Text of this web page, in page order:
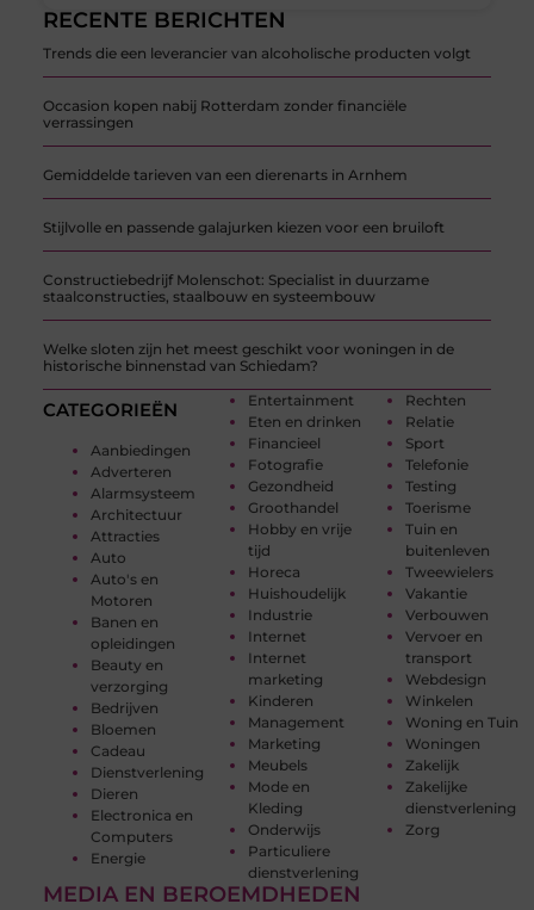
RECENTE BERICHTEN
Trends die een leverancier van alcoholische producten volgt
Occasion kopen nabij Rotterdam zonder financiële
verrassingen
Gemiddelde tarieven van een dierenarts in Arnhem
Stijlvolle en passende galajurken kiezen voor een bruiloft
Constructiebedrijf Molenschot: Specialist in duurzame
staalconstructies, staalbouw en systeembouw
Welke sloten zijn het meest geschikt voor woningen in de
historische binnenstad van Schiedam?
CATEGORIEËN
Aanbiedingen
Adverteren
Alarmsysteem
Architectuur
Attracties
Auto
Auto's en
Motoren
Banen en
opleidingen
Beauty en
verzorging
Bedrijven
Bloemen
Cadeau
Dienstverlening
Dieren
Electronica en
Computers
Energie
Entertainment
Eten en drinken
Financieel
Fotografie
Gezondheid
Groothandel
Hobby en vrije
tijd
Horeca
Huishoudelijk
Industrie
Internet
Internet
marketing
Kinderen
Management
Marketing
Meubels
Mode en
Kleding
Onderwijs
Particuliere
dienstverlening
Rechten
Relatie
Sport
Telefonie
Testing
Toerisme
Tuin en
buitenleven
Tweewielers
Vakantie
Verbouwen
Vervoer en
transport
Webdesign
Winkelen
Woning en Tuin
Woningen
Zakelijk
Zakelijke
dienstverlening
Zorg
MEDIA EN BEROEMDHEDEN